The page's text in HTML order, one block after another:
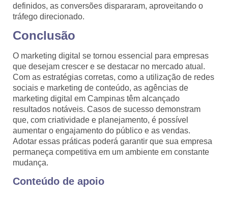
definidos, as conversões dispararam, aproveitando o
tráfego direcionado.
Conclusão
O marketing digital se tornou essencial para empresas
que desejam crescer e se destacar no mercado atual.
Com as estratégias corretas, como a utilização de redes
sociais e marketing de conteúdo, as agências de
marketing digital em Campinas têm alcançado
resultados notáveis. Casos de sucesso demonstram
que, com criatividade e planejamento, é possível
aumentar o engajamento do público e as vendas.
Adotar essas práticas poderá garantir que sua empresa
permaneça competitiva em um ambiente em constante
mudança.
Conteúdo de apoio